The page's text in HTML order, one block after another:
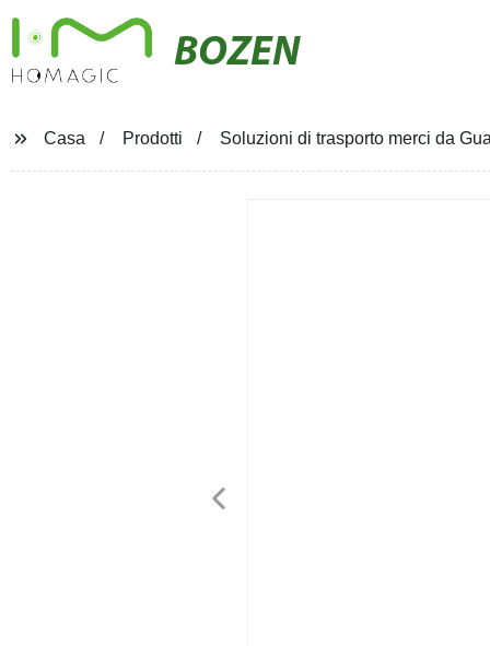
BOZEN
Casa Prodotti Soluzioni di trasporto merci da